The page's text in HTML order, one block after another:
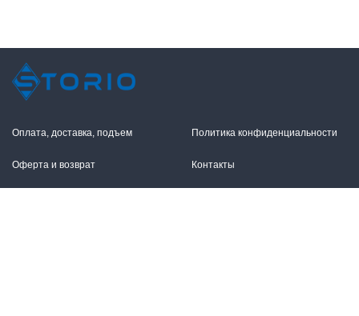
Оплата, доставка, подъем
Оферта и возврат
Политика конфиденциальности
Контакты